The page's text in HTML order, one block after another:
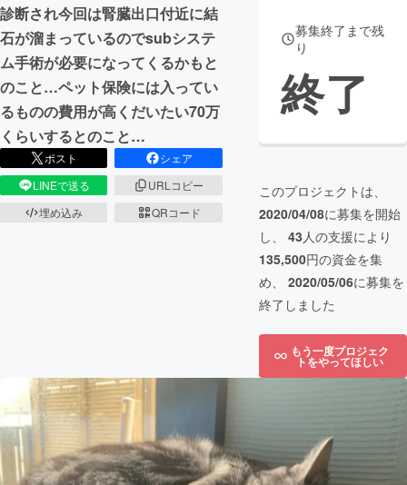
診断され今回は腎臓出口付近に結
石が溜まっているのでsubシステ
ム手術が必要になってくるかもと
のこと…ペット保険には入ってい
るものの費用が高くだいたい70万
くらいするとのこと…
ポスト
シェア
LINEで送る
URLコピー
埋め込み
QRコード
募集終了まで残
り
終了
このプロジェクトは、
2020/04/08に募集を開始
し、 43人の支援により
135,500円の資金を集
め、 2020/05/06に募集を
終了しました
もう一度プロジェク
トをやってほしい